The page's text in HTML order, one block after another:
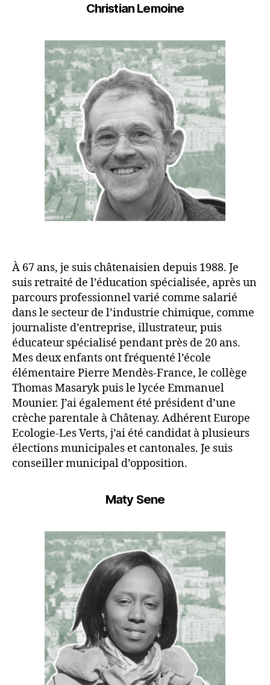
Christian Lemoine
À 67 ans, je suis châtenaisien depuis 1988. Je
suis retraité de l’éducation spécialisée, après un
parcours professionnel varié comme salarié
dans le secteur de l’industrie chimique, comme
journaliste d’entreprise, illustrateur, puis
éducateur spécialisé pendant près de 20 ans.
Mes deux enfants ont fréquenté l’école
élémentaire Pierre Mendès-France, le collège
Thomas Masaryk puis le lycée Emmanuel
Mounier. J’ai également été président d’une
crèche parentale à Châtenay. Adhérent Europe
Ecologie-Les Verts, j’ai été candidat à plusieurs
élections municipales et cantonales. Je suis
conseiller municipal d’opposition.
Maty Sene